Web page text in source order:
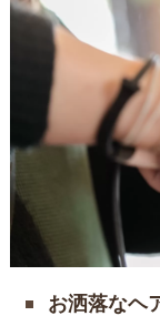
お洒落なヘ